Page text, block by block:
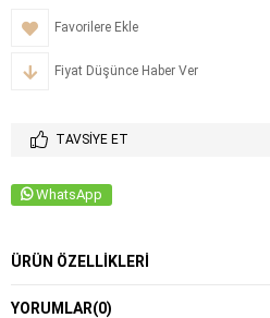
Favorilere Ekle
Fiyat Düşünce Haber Ver
TAVSIYE ET
WhatsApp
ÜRÜN ÖZELLIKLERI
YORUMLAR(0)